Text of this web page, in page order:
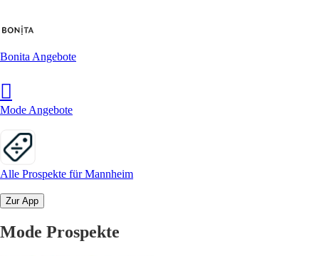
Bonita Angebote
Mode Angebote
Alle Prospekte für Mannheim
Zur App
Mode Prospekte